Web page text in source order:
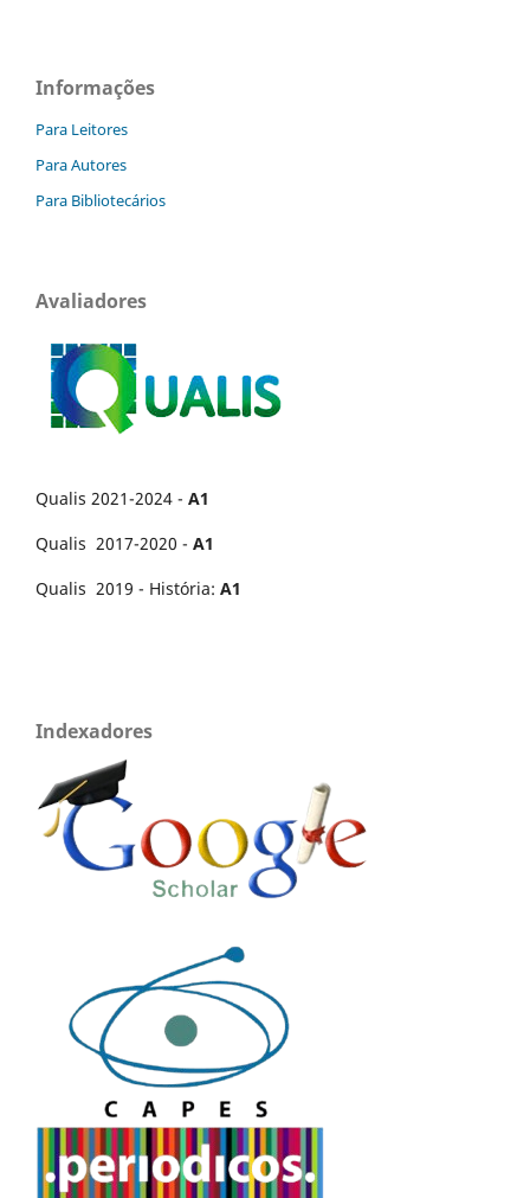
Informações
Para Leitores
Para Autores
Para Bibliotecários
Avaliadores
Qualis 2021-2024 - A1
Qualis 2017-2020 - A1
Qualis 2019 - História: A1
Indexadores